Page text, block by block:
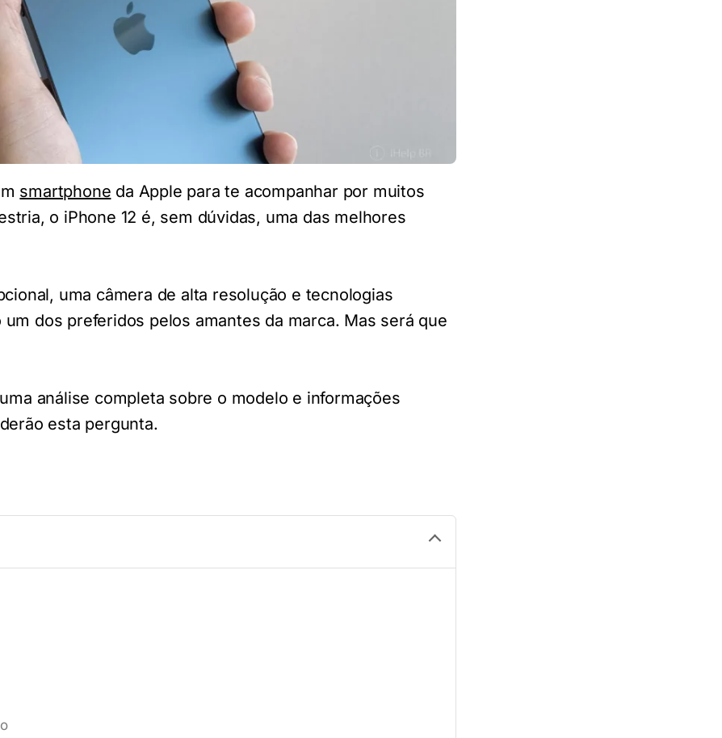
smartphone da Apple para te acompanhar por muitos
o iPhone 12 é, sem dúvidas, uma das melhores
uma câmera de alta resolução e tecnologias
dos preferidos pelos amantes da marca. Mas será que
análise completa sobre o modelo e informações
esta pergunta.